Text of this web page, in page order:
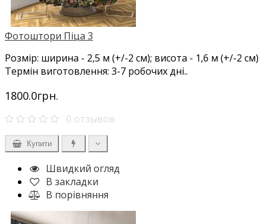
Фотоштори Піца 3
Розмір: ширина - 2,5 м (+/-2 см); висота - 1,6 м (+/-2 см)
Термін виготовлення: 3-7 робочих дні..
1800.0грн.
0 отзывов
Купити
Швидкий огляд
В закладки
В порівняння